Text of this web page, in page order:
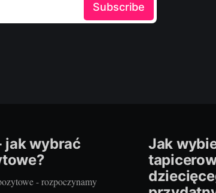
Subscribe
jak wybrać
- rozpoczynamy
Jak